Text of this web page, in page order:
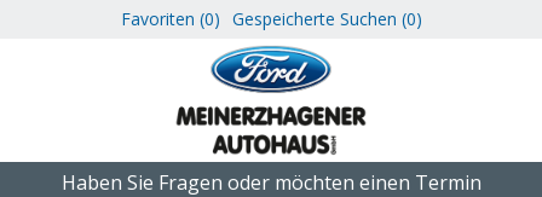
Favoriten (0) Gespeicherte Suchen (0)
Haben Sie Fragen oder möchten einen Termin